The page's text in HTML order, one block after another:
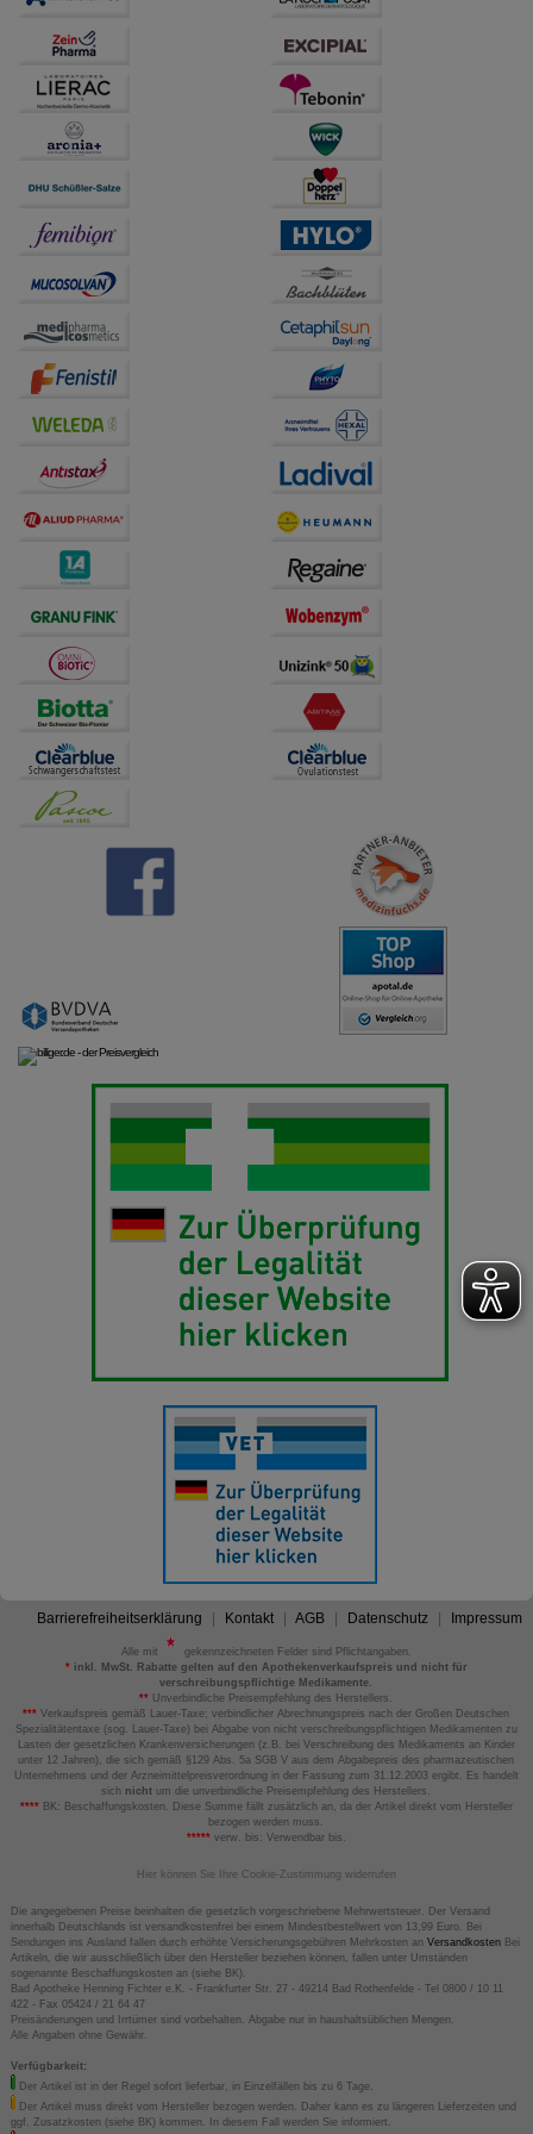
Barrierefreiheitserklärung Kontakt AGB Datenschutz Impressum
Alle mit
gekennzeichneten Felder sind Pflichtangaben.
*inkl. MwSt. Rabatte gelten auf den Apothekenverkaufspreis und nicht für
verschreibungspflichtige Medikamente.
** Unverbindliche Preisempfehlung des Herstellers.
*** Verkaufspreis gemäß Lauer-Taxe; verbindlicher Abrechnungspreis nach der Großen Deutschen
Spezialitätentaxe (sog. Lauer-Taxe) bei Abgabe von nicht verschreibungspflichtigen Medikamenten zu
Lasten der gesetzlichen Krankenversicherungen (z.B. bei Verschreibung des Medikaments an Kinder
unter 12 Jahren), die sich gemäß §129 Abs. 5a SGB V aus dem Abgabepreis des pharmazeutischen
Unternehmens und der Arzneimittelpreisverordnung in der Fassung zum 31.12.2003 ergibt. Es handelt
sich nicht um die unverbindliche Preisempfehlung des Herstellers.
****BK: Beschaffungskosten. Diese Summe fällt zusätzlich an, da der Artikel direkt vom Hersteller
bezogen werden muss.
*****verw. bis: Verwendbar bis.
Hier können Sie Ihre Cookie-Zustimmung widerrufen
Die angegebenen Preise beinhalten die gesetzlich vorgeschriebene Mehrwertsteuer. Der Versand
innerhalb Deutschlands ist versandkostenfrei bei einem Mindestbestellwert von 13,99 Euro. Bei
Sendungen ins Ausland fallen durch erhöhte Versicherungsgebühren Mehrkosten an VersandkostenBei
Artikeln, die wir ausschließlich über den Hersteller beziehen können, fallen unter Umständen
sogenannte Beschaffungskosten an (siehe BK).
Bad Apotheke Henning Fichter e.K. - Frankfurter Str. 27 - 49214 Bad Rothenfelde - Tel 0800 / 10 11
422 - Fax 05424 / 21 64 47
Preisänderungen und Irrtümer sind vorbehalten. Abgabe nur in haushaltsüblichen Mengen.
Alle Angaben ohne Gewähr.
Verfügbarkeit:
Der Artikel ist in der Regel sofort lieferbar, in Einzelfällen bis zu 6 Tage.
Der Artikel muss direkt vom Hersteller bezogen werden. Daher kann es zu längeren Lieferzeiten und
ggf. Zusatzkosten (siehe BK) kommen. In diesem Fall werden Sie informiert.